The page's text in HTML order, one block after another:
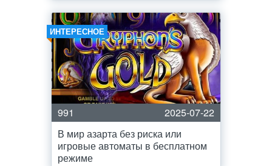
ИНТЕРЕСНОЕ
991
2025-07-22
В мир азарта без риска или
игровые автоматы в бесплатном
режиме